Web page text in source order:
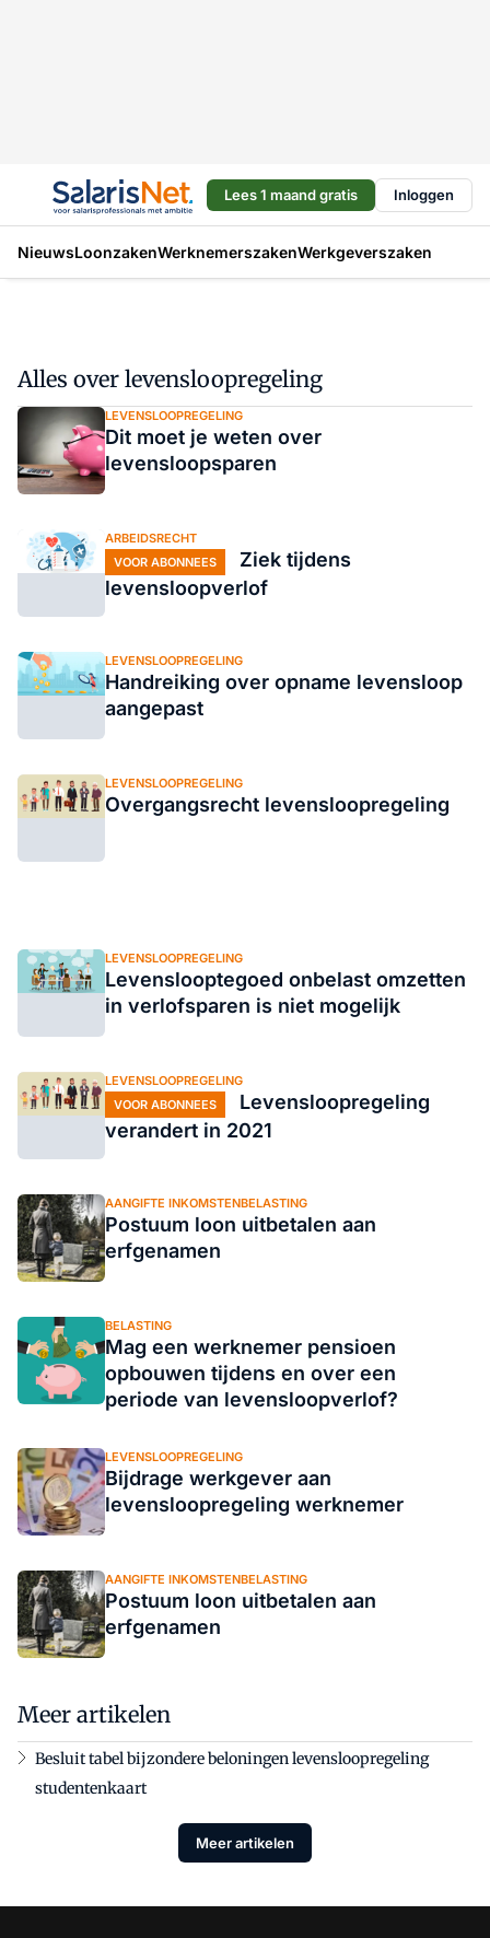
Lees 1 maand gratis Inloggen
NieuwsLoonzakenWerknemerszakenWerkgeverszaken
Alles over levensloopregeling
LEVENSLOOPREGELING
Dit moet je weten over
levensloopsparen
ARBEIDSRECHT
VOOR ABONNEES
Ziek tijdens
levensloopverlof
LEVENSLOOPREGELING
Handreiking over opname levensloop
aangepast
LEVENSLOOPREGELING
Overgangsrecht levensloopregeling
LEVENSLOOPREGELING
Levenslooptegoed onbelast omzetten
in verlofsparen is niet mogelijk
LEVENSLOOPREGELING
VOOR ABONNEES
Levensloopregeling
verandert in 2021
AANGIFTE INKOMSTENBELASTING
Postuum loon uitbetalen aan
erfgenamen
BELASTING
Mag een werknemer pensioen
opbouwen tijdens en over een
periode van levensloopverlof?
LEVENSLOOPREGELING
Bijdrage werkgever aan
levensloopregeling werknemer
AANGIFTE INKOMSTENBELASTING
Postuum loon uitbetalen aan
erfgenamen
Meer artikelen
Besluit tabel bijzondere beloningen levensloopregeling
studentenkaart
Meer artikelen